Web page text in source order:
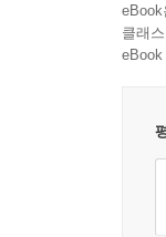
이들
각다
검
클래